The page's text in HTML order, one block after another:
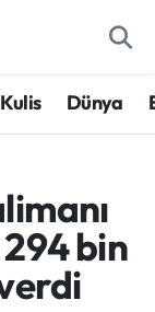
Dünya
294 bin